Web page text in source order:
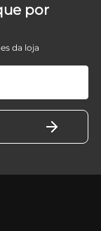
por
da loja